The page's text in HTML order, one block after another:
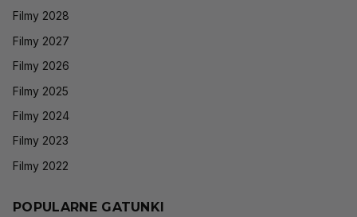
Filmy 2028
Filmy 2027
Filmy 2026
Filmy 2025
Filmy 2024
Filmy 2023
Filmy 2022
POPULARNE GATUNKI